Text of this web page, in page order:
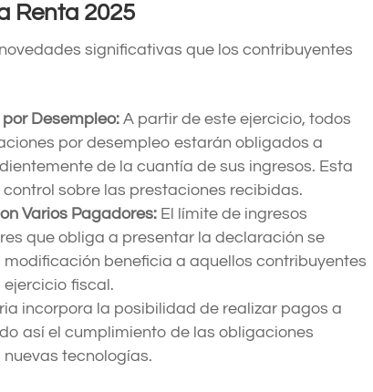
Renta 2025
significativas que los contribuyentes
Desempleo: A partir de este ejercicio, todos
por desempleo estarán obligados a
de la cuantía de sus ingresos. Esta
sobre las prestaciones recibidas.
Varios Pagadores: El límite de ingresos
que obliga a presentar la declaración se
modificación beneficia a aquellos contribuyentes
fiscal.
incorpora la posibilidad de realizar pagos a
así el cumplimiento de las obligaciones
tecnologías.